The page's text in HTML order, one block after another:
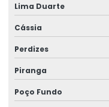
Rótulos Personalizados
Rótulos Personalizados
Rótulos Termo
Lima Duarte
Cássia
Perdizes
Piranga
Poço Fundo